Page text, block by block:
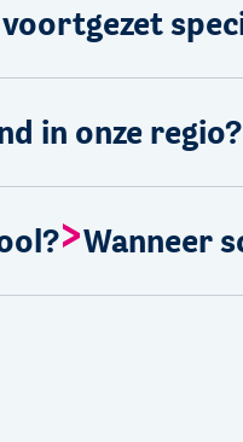
in onze regio?
Wanneer